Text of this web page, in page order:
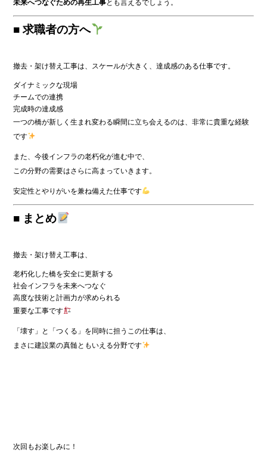
未来へつなぐための再生工事とも言えるでしょう。
■ 求職者の方へ
撤去・架け替え工事は、スケールが大きく、達成感のある仕事です。
ダイナミックな現場
チームでの連携
完成時の達成感
一つの橋が新しく生まれ変わる瞬間に立ち会えるのは、非常に貴重な経験
です
また、今後インフラの老朽化が進む中で、
この分野の需要はさらに高まっていきます。
安定性とやりがいを兼ね備えた仕事です
■ まとめ
撤去・架け替え工事は、
老朽化した橋を安全に更新する
社会インフラを未来へつなぐ
高度な技術と計画力が求められる
重要な工事です
「壊す」と「つくる」を同時に担うこの仕事は、
まさに建設業の真髄ともいえる分野です
次回もお楽しみに！